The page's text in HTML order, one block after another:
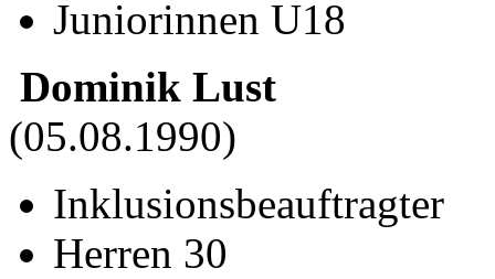
Juniorinnen U18
Dominik Lust
(05.08.1990)
Inklusionsbeauftragter
Herren 30